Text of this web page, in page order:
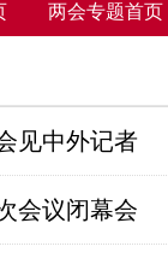
两会专题首页
见中外记者
会议闭幕会